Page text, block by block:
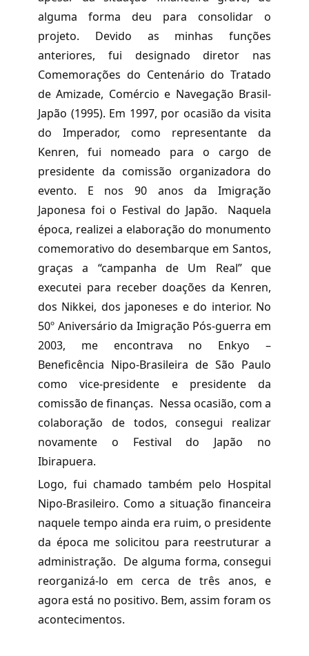
alguma forma deu para consolidar o
projeto. Devido as minhas funções
anteriores, fui designado diretor nas
Comemorações do Centenário do Tratado
de Amizade, Comércio e Navegação Brasil-
Japão (1995). Em 1997, por ocasião da visita
do Imperador, como representante da
Kenren, fui nomeado para o cargo de
presidente da comissão organizadora do
evento. E nos 90 anos da Imigração
Japonesa foi o Festival do Japão. Naquela
época, realizei a elaboração do monumento
comemorativo do desembarque em Santos,
graças a “campanha de Um Real” que
executei para receber doações da Kenren,
dos Nikkei, dos japoneses e do interior. No
50º Aniversário da Imigração Pós-guerra em
2003, me encontrava no Enkyo –
Beneficência Nipo-Brasileira de São Paulo
como vice-presidente e presidente da
comissão de finanças. Nessa ocasião, com a
colaboração de todos, consegui realizar
novamente o Festival do Japão no
Ibirapuera.
Logo, fui chamado também pelo Hospital
Nipo-Brasileiro. Como a situação financeira
naquele tempo ainda era ruim, o presidente
da época me solicitou para reestruturar a
administração. De alguma forma, consegui
reorganizá-lo em cerca de três anos, e
agora está no positivo. Bem, assim foram os
acontecimentos.